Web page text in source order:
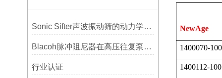
Sonic Sifter声波振动筛的动力学模拟与性能分析
Blacoh脉冲阻尼器在高压往复泵系统中的应用
行业认证
NewAge
1400070-100
1400112-100